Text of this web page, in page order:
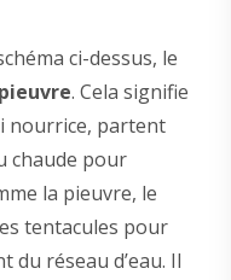
ci-dessus, le
. Cela signifie
nourrice, partent
chaude pour
la pieuvre, le
tentacules pour
du réseau d’eau. Il